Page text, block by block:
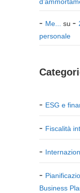
Me... su
personale
ESG e
Fiscalità
Business